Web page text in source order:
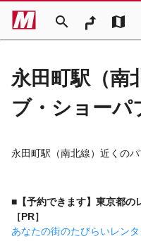
search map
永田町駅（南
ブ・ショーパ
永田町駅（南北線）近くの
■【予約できます】東京都の
［PR］
あなたの街のたびらいレン